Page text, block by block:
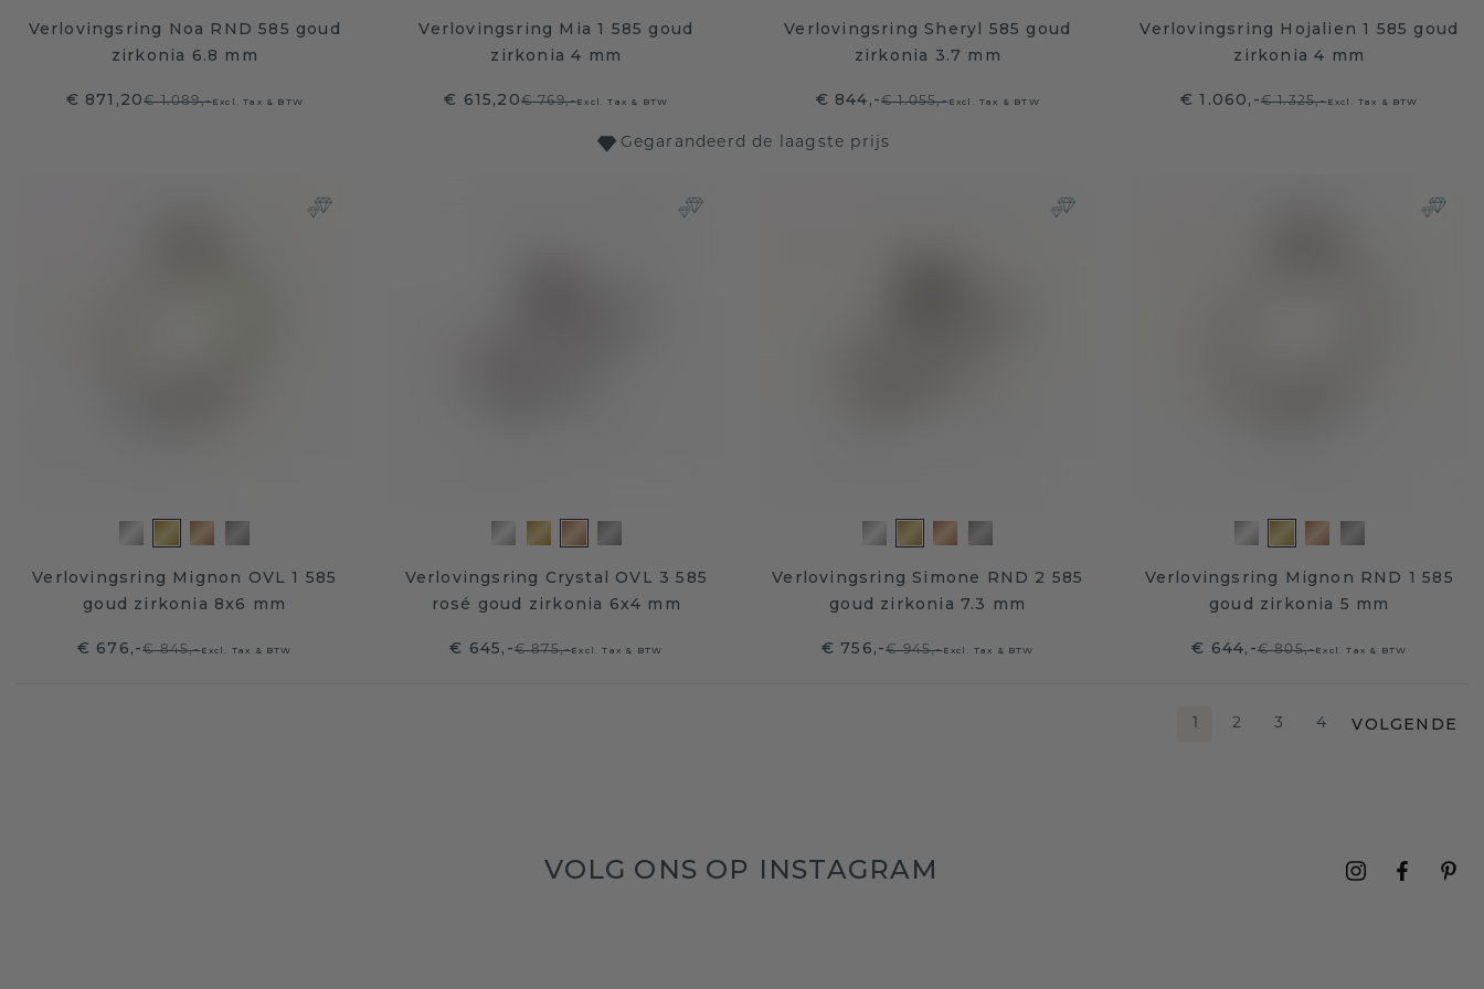
Verlovingsring Noa RND 585 goud
zirkonia 6.8 mm
€ 871,20€ 1.089,-Excl. Tax & BTW
Verlovingsring Mia 1 585 goud
zirkonia 4 mm
€ 615,20€ 769,-Excl. Tax & BTW
Verlovingsring Sheryl 585 goud
zirkonia 3.7 mm
€ 844,-€ 1.055,-Excl. Tax & BTW
Verlovingsring Hojalien 1 585 goud
zirkonia 4 mm
€ 1.060,-€ 1.325,-Excl. Tax & BTW
Gegarandeerd de laagste prijs
Verlovingsring Mignon OVL 1 585
goud zirkonia 8x6 mm
€ 676,-€ 845,-Excl. Tax & BTW
Verlovingsring Crystal OVL 3 585
rosé goud zirkonia 6x4 mm
€ 645,-€ 875,-Excl. Tax & BTW
Verlovingsring Simone RND 2 585
goud zirkonia 7.3 mm
€ 756,-€ 945,-Excl. Tax & BTW
Verlovingsring Mignon RND 1 585
goud zirkonia 5 mm
€ 644,-€ 805,-Excl. Tax & BTW
1 2 3 4 VOLGENDE
VOLG ONS OP INSTAGRAM